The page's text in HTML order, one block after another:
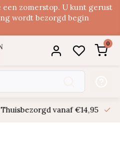
een zomerstop. U kunt gerust
wordt bezorgd begin
0
Thuisbezorgd vanaf €14,95